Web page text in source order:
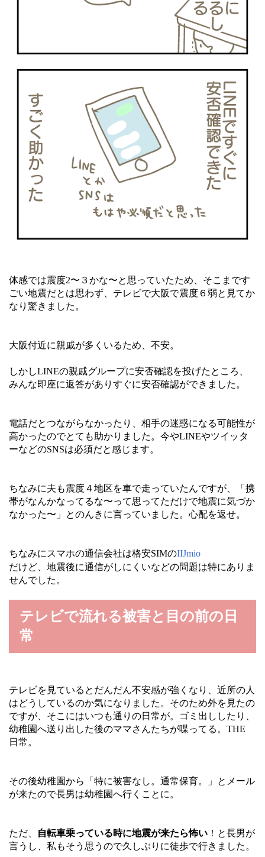
体感では震度2〜３かな〜と思っていたため、そこまです
ごい地震だとは思わず、テレビで大阪で震度６弱と見てか
なり驚きました。
大阪付近に親戚が多くいるため、不安。
しかしLINEの親戚グループに安否確認を投げたところ、
みんな即座に返答がありすぐに安否確認ができました。
電話だとつながらなかったり、相手の迷惑になる可能性が
高かったのでとても助かりました。今やLINEやツイッタ
ーなどのSNSは必須だと感じます。
ちなみに夫も震度４地区を車で走っていたんですが、「携
帯がなんかなってるな〜って思ってただけで地震に気づか
なかった〜」とのんきに言っていました。心配を返せ。
ちなみにスマホの通信会社は格安SIMのIIJmio
だけど、地震後に通信がしにくいなどの問題は特にありま
せんでした。
テレビで流れる被害と目の前の日
常
テレビを見ているとだんだん不安感が強くなり、近所の人
はどうしているのか気になりました。そのため外を見たの
ですが、そこにはいつも通りの日常が。ゴミ出ししたり、
幼稚園へ送り出した後のママさんたちが喋ってる。THE
日常。
その後幼稚園から「特に被害なし。通常保育。」とメール
が来たので長男は幼稚園へ行くことに。
ただ、 自転車乗っている時に地震が来たら怖い ！と長男が
言うし、私もそう思うので久しぶりに徒歩で行きました。